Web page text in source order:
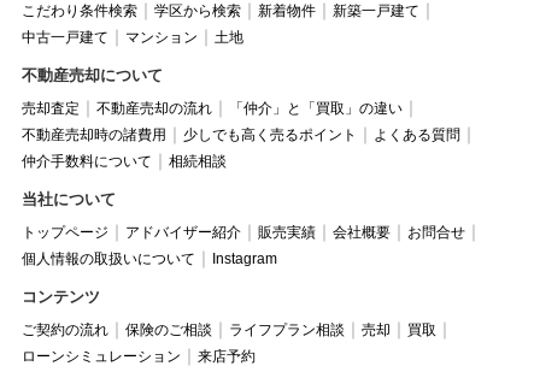
こだわり条件検索 学区から検索 新着物件
新築一戸建て
中古一戸建て
マンション 土地
不動産売却について
売却査定 不動産売却の流れ
「仲介」と「買取」の違い
不動産売却時の諸費用
少しでも高く売るポイント
よくある質問
仲介手数料について
相続相談
当社について
トップページ アドバイザー紹介 販売実績 会社概要
お問合せ
個人情報の取扱いについて
Instagram
コンテンツ
ご契約の流れ 保険のご相談 ライフプラン相談 売却
買取
ローンシミュレーション
来店予約